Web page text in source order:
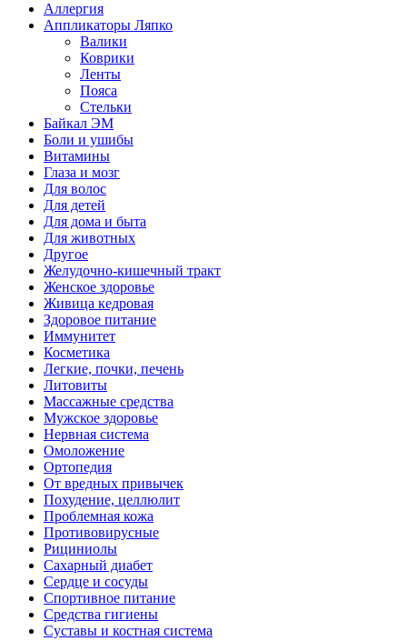
Аллергия
Аппликаторы Ляпко
Валики
Коврики
Ленты
Пояса
Стельки
Байкал ЭМ
Боли и ушибы
Витамины
Глаза и мозг
Для волос
Для детей
Для дома и быта
Для животных
Другое
Желудочно-кишечный тракт
Женское здоровье
Живица кедровая
Здоровое питание
Иммунитет
Косметика
Легкие, почки, печень
Литовиты
Массажные средства
Мужское здоровье
Нервная система
Омоложение
Ортопедия
От вредных привычек
Похудение, целлюлит
Проблемная кожа
Противовирусные
Рициниолы
Сахарный диабет
Сердце и сосуды
Спортивное питание
Средства гигиены
Суставы и костная система